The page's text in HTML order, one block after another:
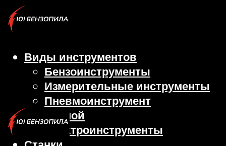
Виды инструментов
Бензоинструменты
Измерительные инструменты
Пневмоинструмент
Ручной
Электроинструменты